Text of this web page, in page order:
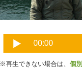
※再生できない場合は、 個